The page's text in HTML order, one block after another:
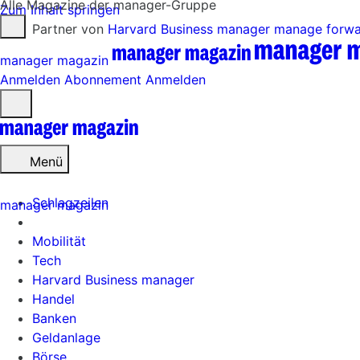
Zum Inhalt springen
Partner von Harvard Business manager manage
manager magazin
Anmelden Abonnement Anmelden
öffnen
Menü
Schlagzeilen
Mobilität
Tech
Harvard Business manager
Handel
Banken
Geldanlage
Börse
Alle Magazine der manager-Gruppe
manager magazin